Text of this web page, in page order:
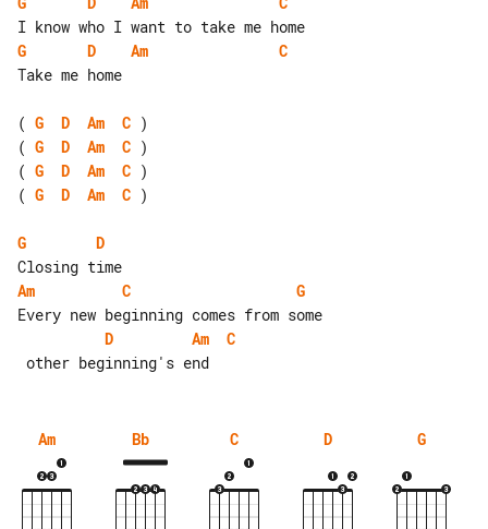
G
D Am
C
Take me home
( G D Am C
( G D Am C
( G D Am C
( G D Am C )
G
D
Am
C
G
D
Am
C
Am Bb C D G